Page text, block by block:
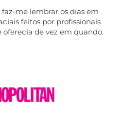
me lembrar os dias em
feitos por profissionais
de vez em quando.